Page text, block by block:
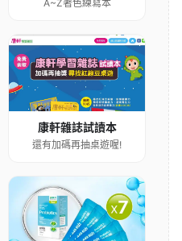
A~Z著色練寫本
康軒雜誌試讀本
還有加碼再抽桌遊喔!